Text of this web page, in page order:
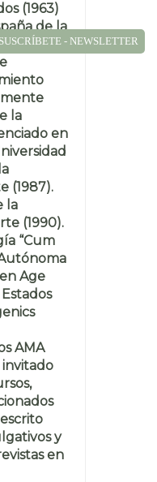
(1963)
de la
y la
la
en
(1987).
la
(1990).
“Cum
Age
AMA
invitado
y
en
SUSCRÍBETE - NEWSLETTER